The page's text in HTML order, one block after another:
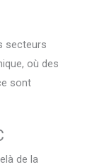
secteurs
où des
sont
de la